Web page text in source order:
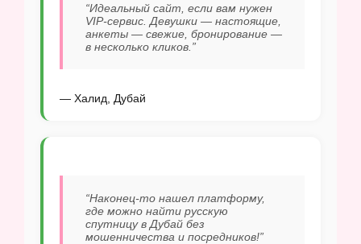
“Идеальный сайт, если вам нужен
VIP-сервис. Девушки — настоящие,
анкеты — свежие, бронирование —
в несколько кликов.”
— Халид, Дубай
“Наконец-то нашел платформу,
где можно найти русскую
спутницу в Дубай без
мошенничества и посредников!”